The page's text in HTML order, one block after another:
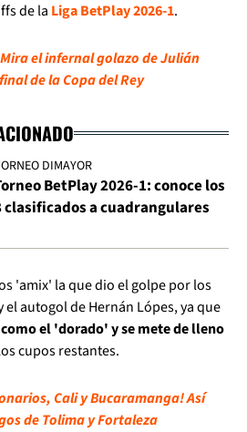
de la Liga BetPlay 2026-1.
Mira el infernal golazo de Julián
de la Copa del Rey
DIMAYOR
BetPlay 2026-1: conoce los
clasificados a cuadrangulares
'amix' la que dio el golpe por los
el autogol de Hernán Lópes, ya que
el 'dorado' y se mete de lleno
cupos restantes.
Cali y Bucaramanga! Así
de Tolima y Fortaleza